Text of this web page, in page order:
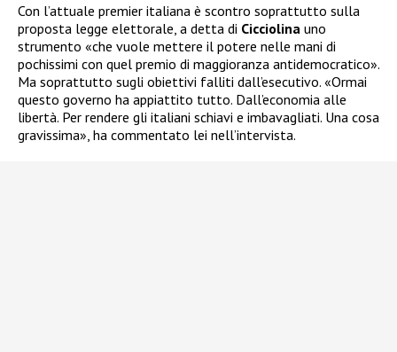
Con l’attuale premier italiana è scontro soprattutto sulla
proposta legge elettorale, a detta di Cicciolina uno
strumento «che vuole mettere il potere nelle mani di
pochissimi con quel premio di maggioranza antidemocratico».
Ma soprattutto sugli obiettivi falliti dall’esecutivo. «Ormai
questo governo ha appiattito tutto. Dall’economia alle
libertà. Per rendere gli italiani schiavi e imbavagliati. Una cosa
gravissima», ha commentato lei nell’intervista.